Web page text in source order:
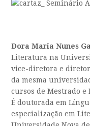
Dora Maria Nunes
Literatura na
vice-diretora e
da mesma
cursos de Mestrado e
É doutorada em
especialização em